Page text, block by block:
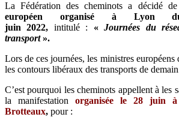
La Fédération des cheminots a décidé
européen organisé à
juin
2022, intitulé : «Journées du
transport».
Lors de ces journées, les ministres européens
les contours libéraux des transports de
C’est pourquoi les cheminots appellent à les
la manifestation organisée le 28 juin
Brotteaux, pour :